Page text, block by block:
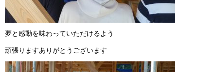
夢と感動を味わっていただけるよう
頑張りますありがとうございます